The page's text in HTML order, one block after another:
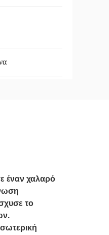
έναν χαλαρό
το